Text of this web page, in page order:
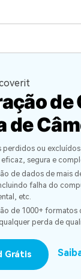
para
líder de
Teste
para Mac
dados ilimitados do
Teste
de mídia
de
dispositivos
VERIFIQUE TODOS
computadores
recuperação
de
de
perdidos ou
segura e
de dados de mais
falha do
etc.
de 1000+ formatos
perda de
Grátis